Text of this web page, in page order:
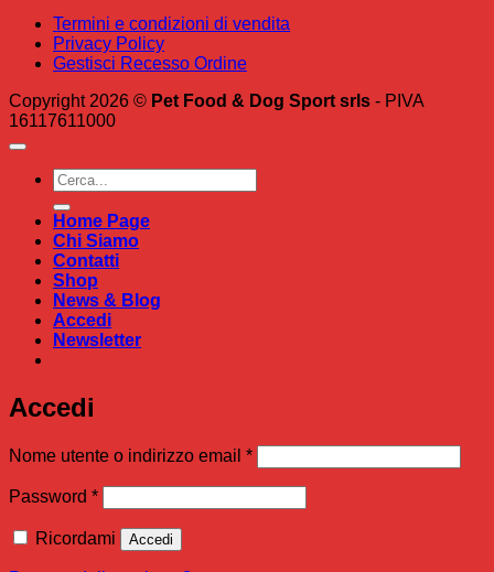
Termini e condizioni di vendita
Privacy Policy
Gestisci Recesso Ordine
Copyright 2026 © Pet Food & Dog Sport srls - PIVA
16117611000
Cerca:
Home Page
Chi Siamo
Contatti
Shop
News & Blog
Accedi
Newsletter
Accedi
Nome utente o indirizzo email *Richiesto
Password *Richiesto
Ricordami Accedi